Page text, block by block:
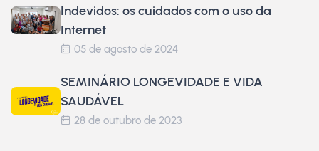
Indevidos: os cuidados com o uso da
Internet
05 de agosto de 2024
SEMINÁRIO LONGEVIDADE E VIDA
SAUDÁVEL
28 de outubro de 2023